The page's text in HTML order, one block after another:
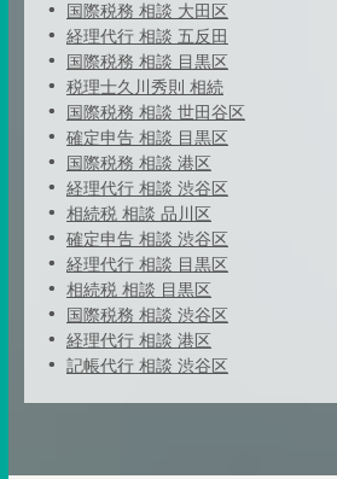
国際税務 相談 大田区
経理代行 相談 五反田
国際税務 相談 目黒区
税理士久川秀則 相続
国際税務 相談 世田谷区
確定申告 相談 目黒区
国際税務 相談 港区
経理代行 相談 渋谷区
相続税 相談 品川区
確定申告 相談 渋谷区
経理代行 相談 目黒区
相続税 相談 目黒区
国際税務 相談 渋谷区
経理代行 相談 港区
記帳代行 相談 渋谷区